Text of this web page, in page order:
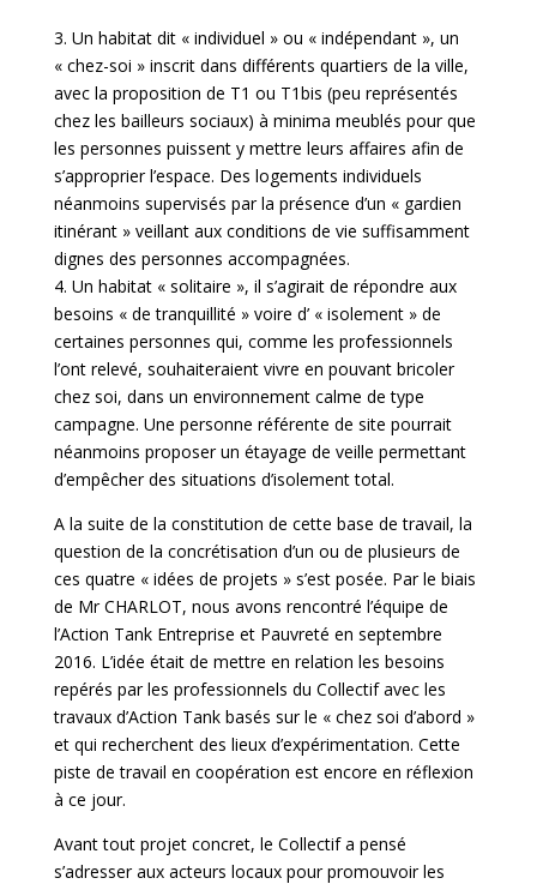
3. Un habitat dit « individuel » ou « indépendant », un
« chez-soi » inscrit dans différents quartiers de la ville,
avec la proposition de T1 ou T1bis (peu représentés
chez les bailleurs sociaux) à minima meublés pour que
les personnes puissent y mettre leurs affaires afin de
s’approprier l’espace. Des logements individuels
néanmoins supervisés par la présence d’un « gardien
itinérant » veillant aux conditions de vie suffisamment
dignes des personnes accompagnées.
4. Un habitat « solitaire », il s’agirait de répondre aux
besoins « de tranquillité » voire d’ « isolement » de
certaines personnes qui, comme les professionnels
l’ont relevé, souhaiteraient vivre en pouvant bricoler
chez soi, dans un environnement calme de type
campagne. Une personne référente de site pourrait
néanmoins proposer un étayage de veille permettant
d’empêcher des situations d’isolement total.
A la suite de la constitution de cette base de travail, la
question de la concrétisation d’un ou de plusieurs de
ces quatre « idées de projets » s’est posée. Par le biais
de Mr CHARLOT, nous avons rencontré l’équipe de
l’Action Tank Entreprise et Pauvreté en septembre
2016. L’idée était de mettre en relation les besoins
repérés par les professionnels du Collectif avec les
travaux d’Action Tank basés sur le « chez soi d’abord »
et qui recherchent des lieux d’expérimentation. Cette
piste de travail en coopération est encore en réflexion
à ce jour.
Avant tout projet concret, le Collectif a pensé
s’adresser aux acteurs locaux pour promouvoir les